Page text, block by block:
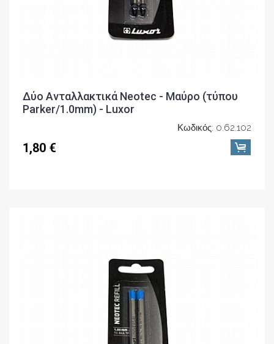
Δύο Ανταλλακτικά Neotec - Μαύρο (τύπου
Parker/1.0mm) - Luxor
Κωδικός: 0.62.102
1,80 €